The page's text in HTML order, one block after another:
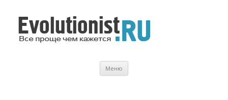
Evolutionist.ru
Все проще чем кажется…
Меню